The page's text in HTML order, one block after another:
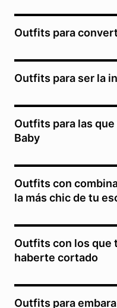
Outfits para
Outfits para ser la
Outfits para las
Baby
Outfits con
la más chic de tu
Outfits con los que
haberte cortado
Outfits para